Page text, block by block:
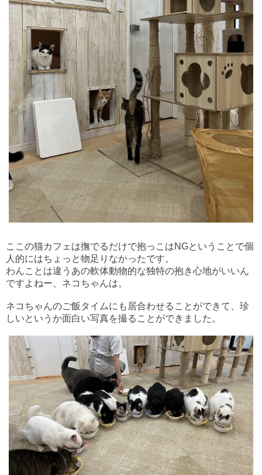
ここの猫カフェは撫でるだけで抱っこはNGということで個
人的にはちょっと物足りなかったです。
わんことは違うあの軟体動物的な独特の抱き心地がいいん
ですよねー、ネコちゃんは。
ネコちゃんのご飯タイムにも居合わせることができて、珍
しいというか面白い写真を撮ることができました。